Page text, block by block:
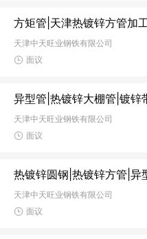
方矩管|天津热镀锌方管加
天津中天旺业钢铁有限公司
面议
异型管|热镀锌大棚管|镀锌
天津中天旺业钢铁有限公司
面议
热镀锌圆钢|热镀锌方管|异
天津中天旺业钢铁有限公司
面议